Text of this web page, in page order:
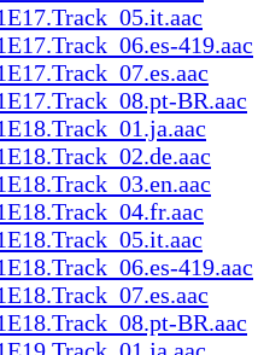
419.aac
BR.aac
419.aac
BR.aac